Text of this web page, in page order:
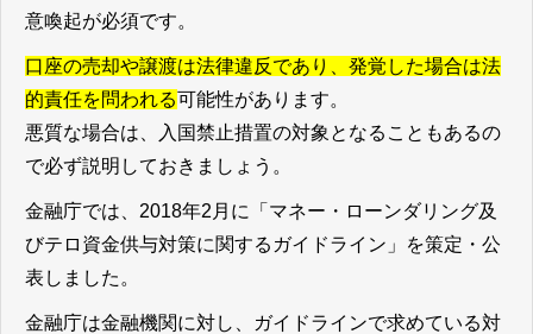
意喚起が必須です。
口座の売却や譲渡は法律違反であり、発覚した場合は法
的責任を問われる 可能性があります。
悪質な場合は、入国禁止措置の対象となることもあるの
で必ず説明しておきましょう。
金融庁では、2018年2月に「マネー・ローンダリング及
びテロ資金供与対策に関するガイドライン」を策定・公
表しました。
金融庁は金融機関に対し、ガイドラインで求めている対